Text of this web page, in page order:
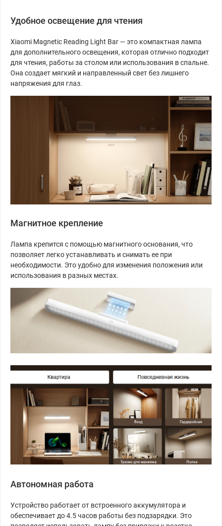
Удобное освещение для чтения
Xiaomi Magnetic Reading Light Bar — это компактная лампа
для дополнительного освещения, которая отлично подходит
для чтения, работы за столом или использования в спальне.
Она создает мягкий и направленный свет без лишнего
напряжения для глаз.
Магнитное крепление
Лампа крепится с помощью магнитного основания, что
позволяет легко устанавливать и снимать ее при
необходимости. Это удобно для изменения положения или
использования в разных местах.
Автономная работа
Устройство работает от встроенного аккумулятора и
обеспечивает до 4.5 часов работы без подзарядки. Это